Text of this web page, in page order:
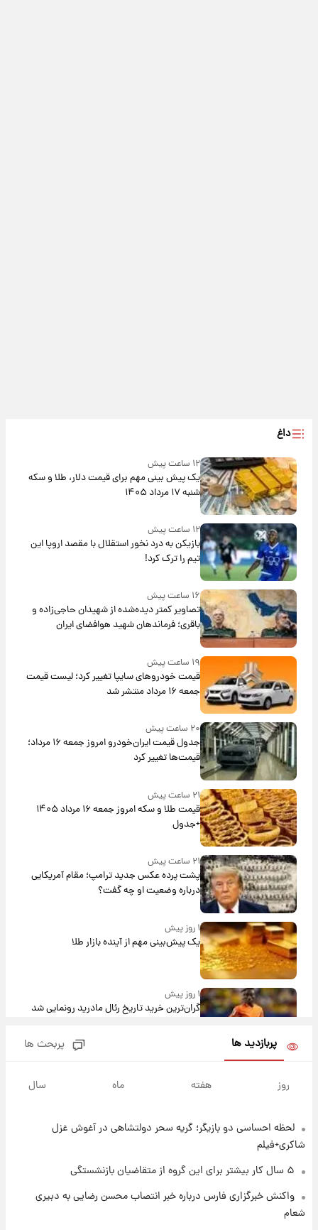
داغ
۱۲ ساعت پیش
یک پیش ‌بینی مهم برای قیمت دلار، طلا و سکه
شنبه ۱۷ مرداد ۱۴۰۵
۱۲ ساعت پیش
بازیکن به درد نخور استقلال با مقصد اروپا این
تیم را ترک کرد!
۱۶ ساعت پیش
تصاویر کمتر دیده‌شده از شهیدان حاجی‌زاده و
باقری؛ فرماندهان شهید هوافضای ایران
۱۹ ساعت پیش
قیمت خودروهای سایپا تغییر کرد؛ لیست قیمت
جمعه ۱۶ مرداد منتشر شد
۲۰ ساعت پیش
جدول قیمت ایران‌خودرو امروز جمعه ۱۶ مرداد؛
قیمت‌ها تغییر کرد
۲۱ ساعت پیش
قیمت طلا و سکه امروز جمعه ۱۶ مرداد ۱۴۰۵
+جدول
۲۱ ساعت پیش
پشت پرده عکس جدید ترامپ؛ مقام آمریکایی
درباره وضعیت او چه گفت؟
۱ روز پیش
یک پیش‌بینی مهم از آینده بازار طلا
۱ روز پیش
گران‌ترین خرید تاریخ رئال مادرید رونمایی شد
روزها پربارش‌تر خواهند بود؟
۱ روز پیش
۱ روز پیش
پربازدید ها پربحث ها
روز هفته ماه سال
لحظه احساسی دو بازیگر؛ گریه سحر دولتشاهی در آغوش غزل
شاکری+فیلم
۵ سال کار بیشتر برای این گروه از متقاضیان بازنشستگی
واکنش خبرگزاری فارس درباره خبر انتصاب محسن رضایی به دبیری
شعام